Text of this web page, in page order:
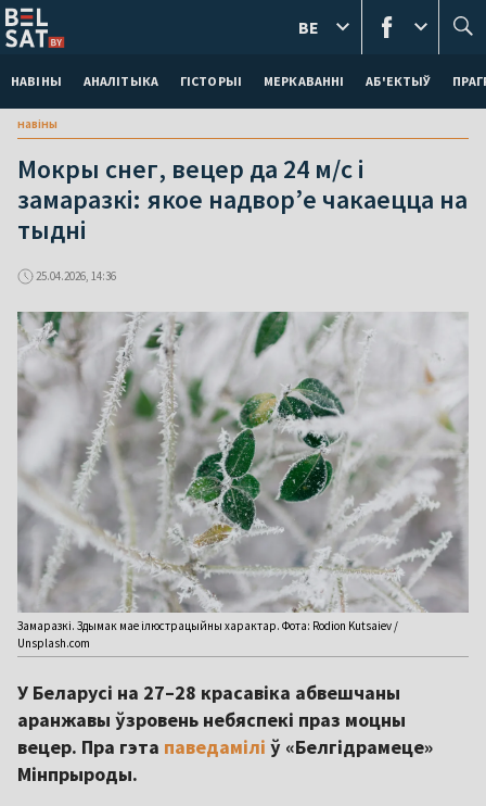
НАВІНЫ АНАЛІТЫКА ГІСТОРЫІ МЕРКАВАННI АБ'ЕКТЫЎ
BE
навіны
Мокры снег, вецер да 24 м/с і
замаразкі: якое надвор’е чакаецца на
тыдні
25.04.2026, 14:36
Замаразкі. Здымак мае ілюстрацыйны характар. Фота: Rodion Kutsaiev /
Unsplash.com
У Беларусі на 27–28 красавіка абвешчаны
аранжавы ўзровень небяспекі праз моцны
вецер. Пра гэта паведамілі ў «Белгідрамеце»
Мінпрыроды.